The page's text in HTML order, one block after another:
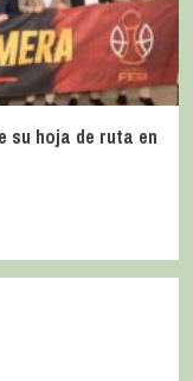
su hoja de ruta en